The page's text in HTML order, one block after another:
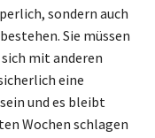
sondern auch
Sie müssen
mit anderen
eine
und es bleibt
Wochen schlagen